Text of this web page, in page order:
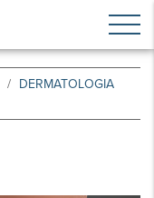
DERMATOLOGIA